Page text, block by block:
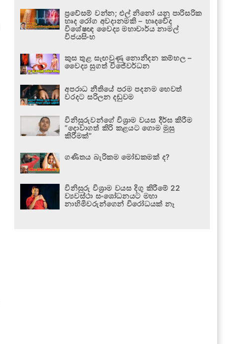
ප්‍රවේසම් වන්න; එල් නිනෝ යනු පාරිසරික
හෘද රෝග අවදානමකි – හෘදවේද
විශේෂඥ වෛද්‍ය මහාචාර්ය නාමල්
විජයසිංහ
කුස තුළ සැඟවුණු නොනිදන කම්හල –
වෛද්‍ය සුගත් විජේවර්ධන
අපරාධ නීතියේ පරම පදනම හෙවත්
වරදට සරිලන දඬුවම
විනිසුරුවන්ගේ විශ්‍රාම වයස දීර්ඝ කිරීම
“දොවාගත් කිරි කළයට ගොම මුසු
කිරීමක්”
ගණිතය බැරිකම මෝඩකමක් ද?
විනිසුරු විශ්‍රාම වයස දිගු කිරීමේ 22
ව්‍යවස්ථා සංශෝධනයට මහා
නාහිමිවරුන්ගෙන් විරෝධයක් නෑ